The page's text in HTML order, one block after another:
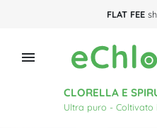
FLAT FEE

CLORELLA E
Ultra puro - Coltivato